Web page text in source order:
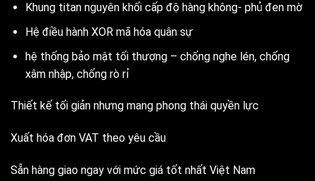
Khung titan nguyên khối cấp độ hàng không- phủ đen mờ
Hệ điều hành XOR mã hóa quân sự
hệ thống bảo mật tối thượng – chống nghe lén, chống
xâm nhập, chống rò rỉ
Thiết kế tối giản nhưng mang phong thái quyền lực
Xuất hóa đơn VAT theo yêu cầu
Sẵn hàng giao ngay với mức giá tốt nhất Việt Nam